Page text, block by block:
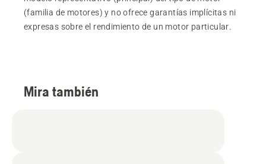
(familia de motores) y no ofrece garantías implícitas ni
expresas sobre el rendimiento de un motor particular.
Mira también